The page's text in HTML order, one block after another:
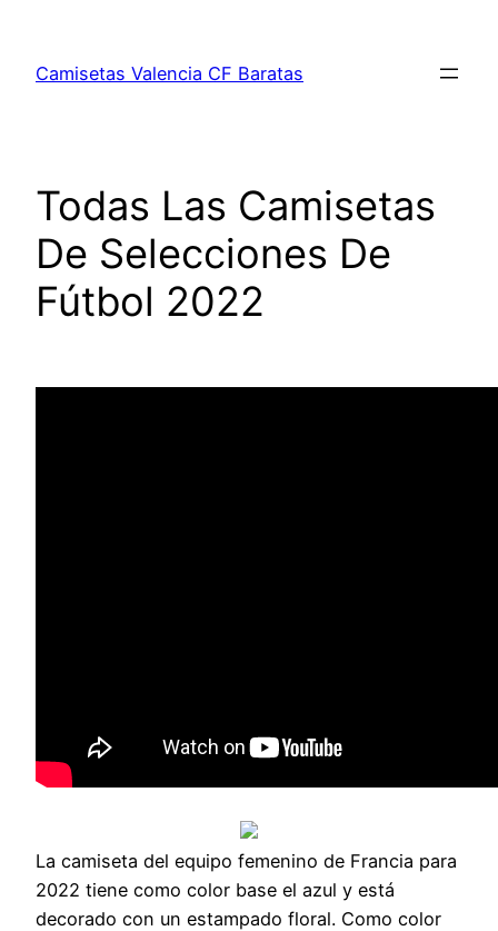
contenido
Camisetas Valencia CF Baratas
Todas Las Camisetas
De Selecciones De
Fútbol 2022
La camiseta del equipo femenino de Francia para
2022 tiene como color base el azul y está
decorado con un estampado floral. Como color